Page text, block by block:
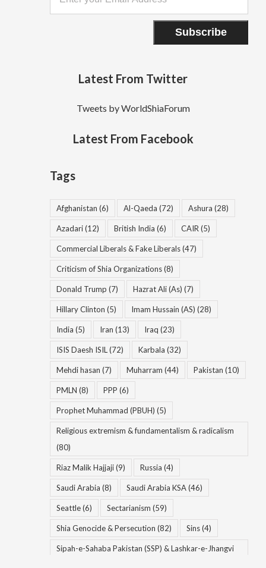
Latest From Twitter
Tweets by WorldShiaForum
Latest From Facebook
Tags
Afghanistan (6) Al-Qaeda (72) Ashura (28)
Azadari(12) British India (6) CAIR (5)
Commercial Liberals & Fake Liberals(47)
Criticism of Shia Organizations(8)
Donald Trump (7) Hazrat Ali (As) (7)
Hillary Clinton (5) Imam Hussain (AS) (28)
India (5) Iran (13) Iraq (23)
ISIS Daesh ISIL (72) Karbala (32)
Mehdi hasan (7) Muharram (44) Pakistan (10)
PMLN (8) PPP (6)
Prophet Muhammad (PBUH) (5)
Religious extremism & fundamentalism & radicalism
(80)
Riaz Malik Hajjaji(9) Russia (4)
Saudi Arabia (8) Saudi Arabia KSA(46)
Seattle(6) Sectarianism (59)
Shia Genocide & Persecution (82) Sins(4)
Sipah-e-Sahaba Pakistan (SSP) & Lashkar-e-Jhangvi